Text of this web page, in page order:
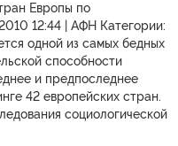
Европы по
12:44 | АФН Категории:
одной из самых бедных
способности
и предпоследнее
42 европейских стран.
социологической